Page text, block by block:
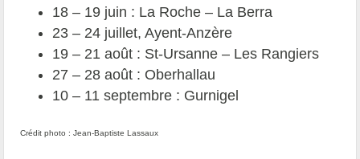
18 – 19 juin : La Roche – La Berra
23 – 24 juillet, Ayent-Anzère
19 – 21 août : St-Ursanne – Les Rangiers
27 – 28 août : Oberhallau
10 – 11 septembre : Gurnigel
Crédit photo : Jean-Baptiste Lassaux